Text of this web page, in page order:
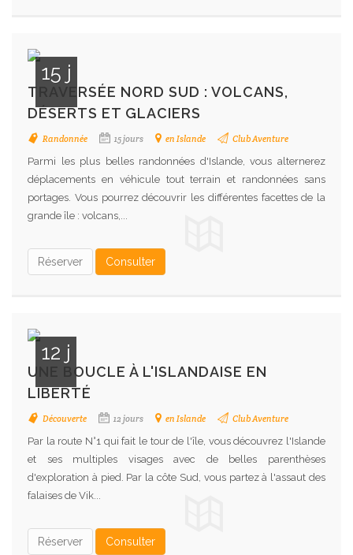
15 j
TRAVERSÉE NORD SUD : VOLCANS,
DÉSERTS ET GLACIERS
Randonnée 15 jours en Islande Club Aventure
Parmi les plus belles randonnées d'Islande, vous alternerez
déplacements en véhicule tout terrain et randonnées sans
portages. Vous pourrez découvrir les différentes facettes de la
grande île : volcans,...
Réserver Consulter
12 j
UNE BOUCLE À L'ISLANDAISE EN
LIBERTÉ
Découverte 12 jours en Islande Club Aventure
Par la route N°1 qui fait le tour de l'île, vous découvrez l'Islande
et ses multiples visages avec de belles parenthèses
d'exploration à pied. Par la côte Sud, vous partez à l'assaut des
falaises de Vik...
Réserver Consulter